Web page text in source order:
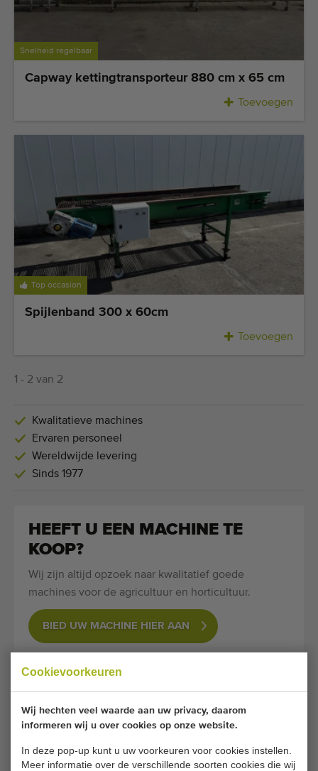
Cookievoorkeuren
Wij hechten veel waarde aan uw privacy, daarom
informeren wij u over cookies op onze website.
In deze pop-up kunt u uw voorkeuren voor cookies instellen.
Meer informatie over de verschillende soorten cookies die wij
Laatst toegevoegde machines
E-mail Alerts
Machines
Werken bij
Contact
Blog
Kwalitatieve machines
Snelheid regelbaar
Capway kettingtransporteur 880 cm x 65 cm
Toevoegen
Top occasion
Spijlenband 300 x 60cm
Toevoegen
1 - 2 van 2
Kwalitatieve machines
Ervaren personeel
Wereldwijde levering
Sinds 1977
HEEFT U EEN MACHINE TE
KOOP?
Wij zijn altijd opzoek naar kwalitatief goede
machines voor de agricultuur en horticultuur.
BIED UW MACHINE HIER AAN
GERELATEERDE PAGINA'S
Rollenbanen
Opvoerbanden
Telescoop- &
Oogstband